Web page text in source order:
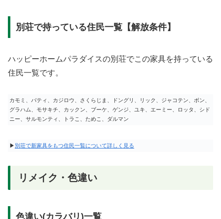
別荘で持っている住民一覧【解放条件】
ハッピーホームパラダイスの別荘でこの家具を持っている
住民一覧です。
カモミ、パティ、カジロウ、さくらじま、ドングリ、リック、ジャコテン、ボン、
グラハム、モサキチ、カックン、ブーケ、ゲンジ、ユキ、エーミー、ロッタ、シド
ニー、サルモンティ、トラこ、ためこ、ダルマン
▶ 別荘で新家具をもつ住民一覧について詳しく見る
リメイク・色違い
色違い(カラバリ)一覧